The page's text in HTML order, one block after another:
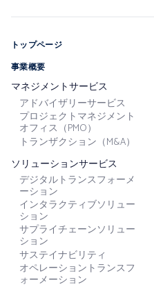
トップページ
事業概要
マネジメントサービス
アドバイザリーサービス
プロジェクトマネジメント
オフィス（PMO）
トランザクション（M&A）
ソリューションサービス
デジタルトランスフォーメ
ーション
インタラクティブソリュー
ション
サプライチェーンソリュー
ション
サステイナビリティ
オペレーショントランスフ
ォーメーション